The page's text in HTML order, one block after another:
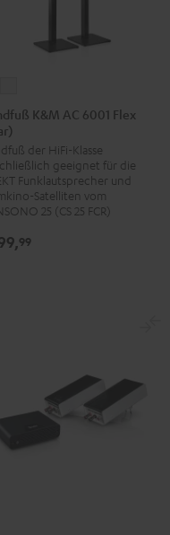
K&M
Schwarz
K&M
6001
Flex
(Paar)
Weiß
K&M AC 6001 Flex
der HiFi-Klasse
geeignet für die
Funklautsprecher und
Satelliten vom
25 (CS 25 FCR)
99